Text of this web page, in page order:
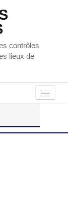
contrôles
lieux de